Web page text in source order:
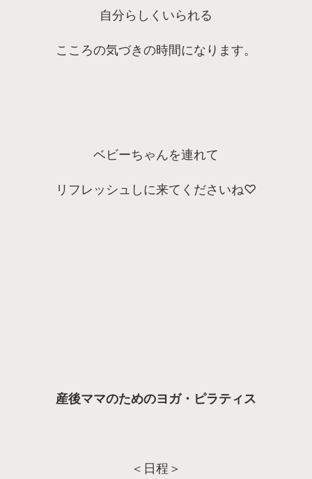
自分らしくいられる
こころの気づきの時間になります。
ベビーちゃんを連れて
リフレッシュしに来てくださいね♡
産後ママのためのヨガ・ピラティス
＜日程＞